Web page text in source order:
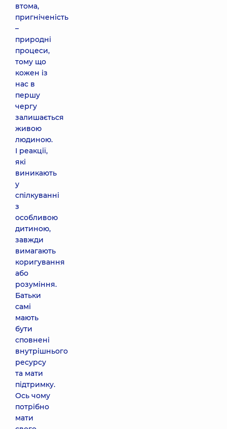
втома,
пригніченість
–
природні
процеси,
тому що
кожен із
нас в
першу
чергу
залишається
живою
людиною.
І реакції,
які
виникають
у
спілкуванні
з
особливою
дитиною,
завжди
вимагають
коригування
або
розуміння.
Батьки
самі
мають
бути
сповнені
внутрішнього
ресурсу
та мати
підтримку.
Ось чому
потрібно
мати